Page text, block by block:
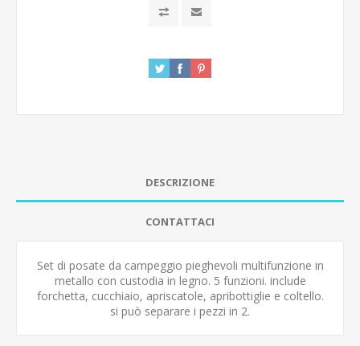
DESCRIZIONE
CONTATTACI
Set di posate da campeggio pieghevoli multifunzione in
metallo con custodia in legno. 5 funzioni. include
forchetta, cucchiaio, apriscatole, apribottiglie e coltello.
si può separare i pezzi in 2.